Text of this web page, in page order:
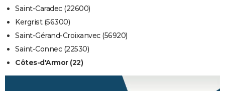
Saint-Caradec (22600)
Kergrist (56300)
Saint-Gérand-Croixanvec (56920)
Saint-Connec (22530)
Côtes-d'Armor (22)